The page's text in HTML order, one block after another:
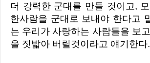
더 강력한 군대를 만들 것이고,
한사람을 군대로 보내야 한다고
는 우리가 사랑하는 사람들을 보
을 짓밟아 버릴것이라고 얘기한다.